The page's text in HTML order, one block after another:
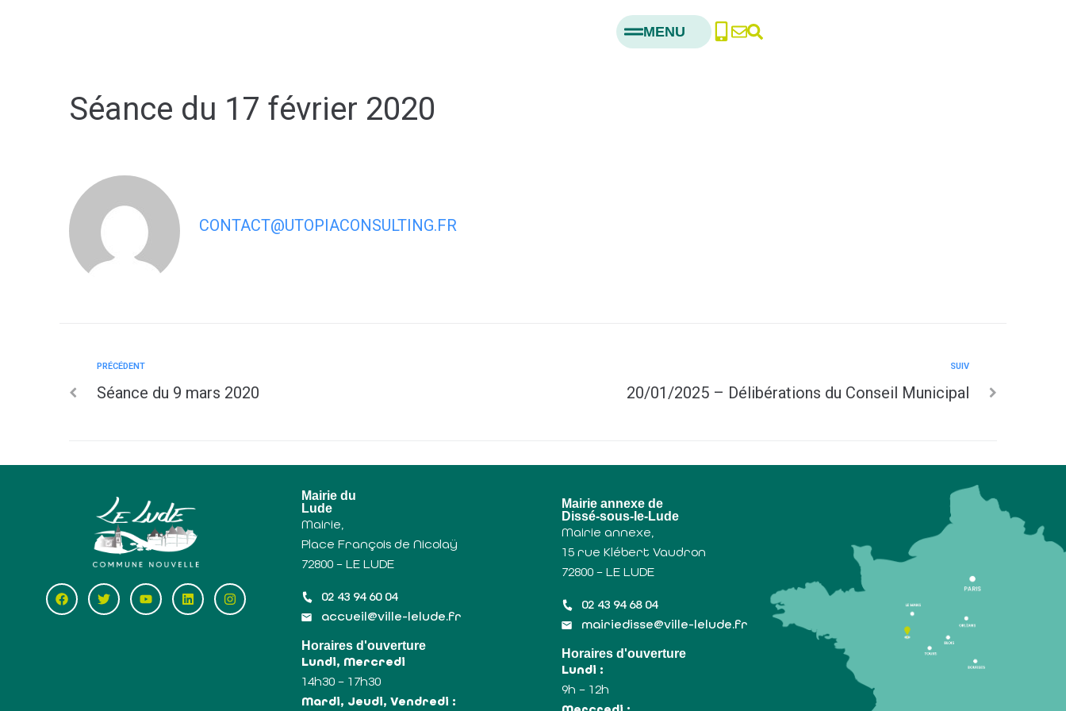
MENU
Séance du 17 février 2020
CONTACT@UTOPIACONSULTING.FR
PRÉCÉDENT
Séance du 9 mars 2020
SUIV
20/01/2025 – Délibérations du Conseil Municipal
Mairie du
Lude
Mairie,
Place François de Nicolaÿ
72800 – LE LUDE
02 43 94 60 04
accueil@ville-lelude.fr
Horaires d'ouverture
Lundi, Mercredi
14h30 – 17h30
Mardi, Jeudi, Vendredi :
Mairie annexe de
Dissé-sous-le-Lude
Mairie annexe,
15 rue Klébert Vaudron
72800 – LE LUDE
02 43 94 68 04
mairiedisse@ville-lelude.fr
Horaires d'ouverture
Lundi :
9h – 12h